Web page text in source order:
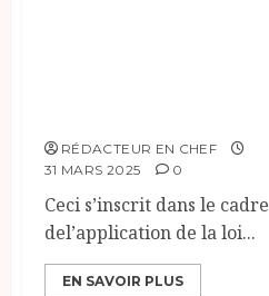
RÉDACTEUR EN CHEF
31 MARS 2025
0
Ceci s’inscrit dans le cadre
del’application de la loi...
EN SAVOIR PLUS